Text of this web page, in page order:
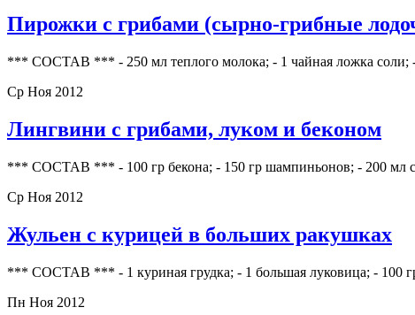
Пирожки с грибами (сырно-грибные
*** СОСТАВ *** - 250 мл теплого молока; - 1 чайная ложка соли;
Ср Ноя 2012
Лингвини с грибами, луком и беконом
*** СОСТАВ *** - 100 гр бекона; - 150 гр шампиньонов; - 200 мл
Ср Ноя 2012
Жульен с курицей в больших ракушках
*** СОСТАВ *** - 1 куриная грудка; - 1 большая луковица; - 100
Пн Ноя 2012